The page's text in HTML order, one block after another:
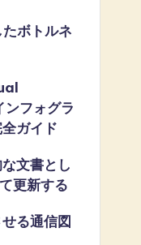
ボトルネ
フォグラ
ガイド
文書とし
更新する
る通信図